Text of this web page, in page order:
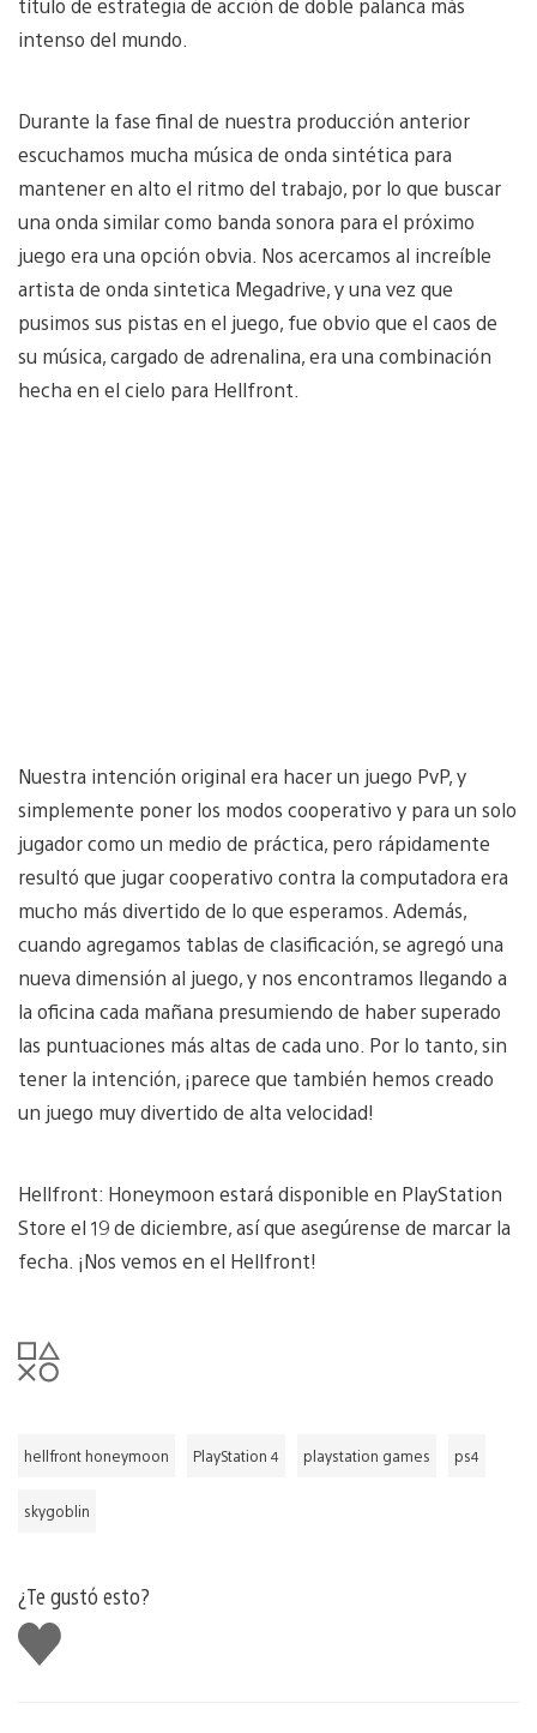
título de estrategia de acción de doble palanca más
intenso del mundo.
Durante la fase final de nuestra producción anterior
escuchamos mucha música de onda sintética para
mantener en alto el ritmo del trabajo, por lo que buscar
una onda similar como banda sonora para el próximo
juego era una opción obvia. Nos acercamos al increíble
artista de onda sintetica Megadrive, y una vez que
pusimos sus pistas en el juego, fue obvio que el caos de
su música, cargado de adrenalina, era una combinación
hecha en el cielo para Hellfront.
Nuestra intención original era hacer un juego PvP, y
simplemente poner los modos cooperativo y para un solo
jugador como un medio de práctica, pero rápidamente
resultó que jugar cooperativo contra la computadora era
mucho más divertido de lo que esperamos. Además,
cuando agregamos tablas de clasificación, se agregó una
nueva dimensión al juego, y nos encontramos llegando a
la oficina cada mañana presumiendo de haber superado
las puntuaciones más altas de cada uno. Por lo tanto, sin
tener la intención, ¡parece que también hemos creado
un juego muy divertido de alta velocidad!
Hellfront: Honeymoon estará disponible en PlayStation
Store el 19 de diciembre, así que asegúrense de marcar la
fecha. ¡Nos vemos en el Hellfront!
hellfront honeymoon PlayStation 4 playstation games ps4
skygoblin
¿Te gustó esto?
Me
gusta